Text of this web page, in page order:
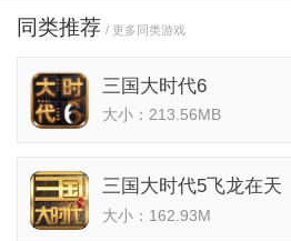
同类推荐 / 更多同类游戏
三国大时代6
大小：213.56MB
三国大时代5飞龙在天
大小：162.93M